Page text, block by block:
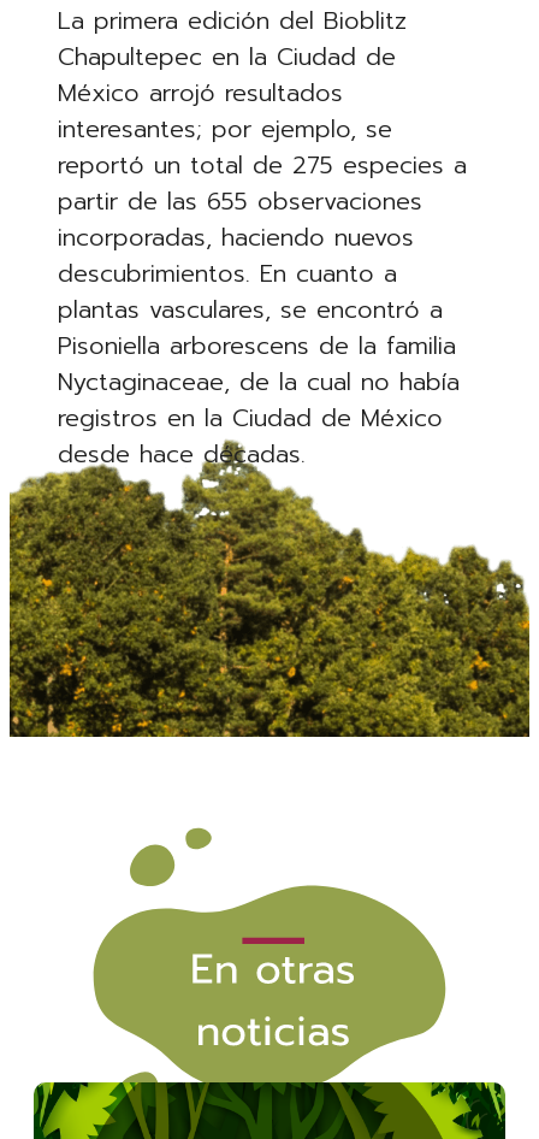
La primera edición del Bioblitz
Chapultepec en la Ciudad de
México arrojó resultados
interesantes; por ejemplo, se
reportó un total de 275 especies a
partir de las 655 observaciones
incorporadas, haciendo nuevos
descubrimientos. En cuanto a
plantas vasculares, se encontró a
Pisoniella arborescens de la familia
Nyctaginaceae, de la cual no había
registros en la Ciudad de México
desde hace décadas.